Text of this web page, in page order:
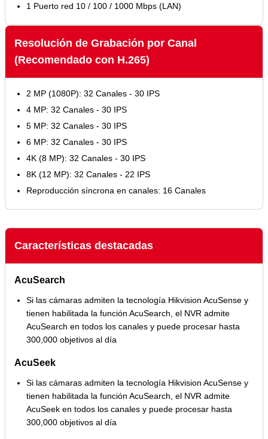
1 Puerto red 10 / 100 / 1000 Mbps (LAN)
Resolución de Grabación por Canal
(Recomendado con H.265)
2 MP (1080P): 32 Canales - 30 IPS
4 MP: 32 Canales - 30 IPS
5 MP: 32 Canales - 30 IPS
6 MP: 32 Canales - 30 IPS
4K (8 MP): 32 Canales - 30 IPS
8K (12 MP): 32 Canales - 22 IPS
Reproducción síncrona en canales: 16 Canales
Características destacadas
AcuSearch
Si las cámaras admiten la tecnología Hikvision AcuSense y
tienen habilitada la función AcuSearch, el NVR admite
AcuSearch en todos los canales y puede procesar hasta
300,000 objetivos al día
AcuSeek
Si las cámaras admiten la tecnología Hikvision AcuSense y
tienen habilitada la función AcuSearch, el NVR admite
AcuSeek en todos los canales y puede procesar hasta
300,000 objetivos al día